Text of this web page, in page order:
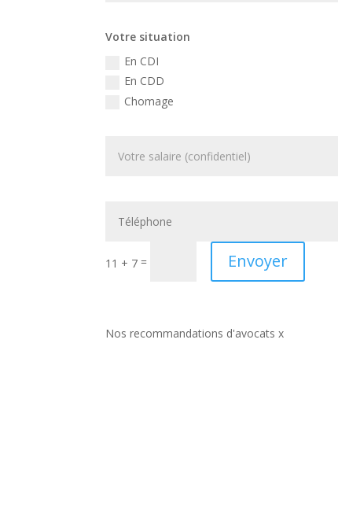
Votre situation
En CDI
En CDD
Chomage
11 + 7 = Envoyer
Nos recommandations d'avocats x